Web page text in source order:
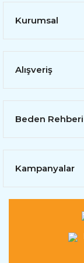
Kurumsal
Alışveriş
Beden Rehberi
Kampanyalar